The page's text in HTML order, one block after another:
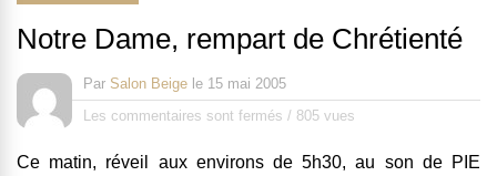
Notre Dame, rempart de Chrétienté
Par Salon Beige le 15 mai 2005
Les commentaires sont fermés / 805 vues
Ce matin, réveil aux environs de 5h30, au son de PIE